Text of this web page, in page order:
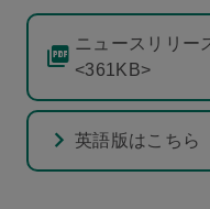
ニュースリリー
<361KB>
英語版はこちら